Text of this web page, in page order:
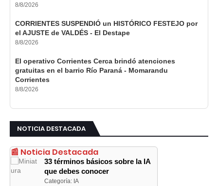
8/8/2026
CORRIENTES SUSPENDIÓ un HISTÓRICO FESTEJO por
el AJUSTE de VALDÉS - El Destape
8/8/2026
El operativo Corrientes Cerca brindó atenciones
gratuitas en el barrio Río Paraná - Momarandu
Corrientes
8/8/2026
NOTICIA DESTACADA
📰 Noticia Destacada
33 términos básicos sobre la IA
que debes conocer
Categoría: IA